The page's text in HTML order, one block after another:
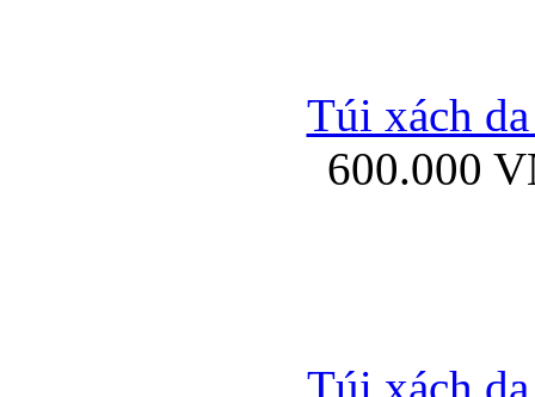
Ốp lưng
Túi xách
600.000